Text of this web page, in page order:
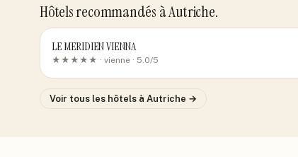
Hôtels recommandés à Autriche.
LE MERIDIEN VIENNA
★★★★★ · vienne · 5.0/5
Voir tous les hôtels à Autriche →